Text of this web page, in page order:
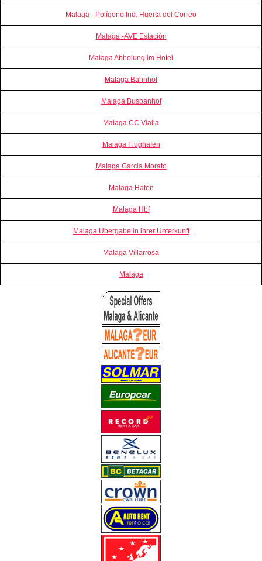
Malaga - Polígono Ind. Huerta del Correo
Malaga -AVE Estación
Malaga Abholung im Hotel
Malaga Bahnhof
Malaga Busbanhof
Malaga CC Vialia
Malaga Flughafen
Malaga Garcia Morato
Malaga Hafen
Malaga Hbf
Malaga Ubergabe in ihrer Unterkunft
Malaga Villarrosa
Malaga